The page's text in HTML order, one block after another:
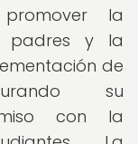
la
padres y la
de
su
con la